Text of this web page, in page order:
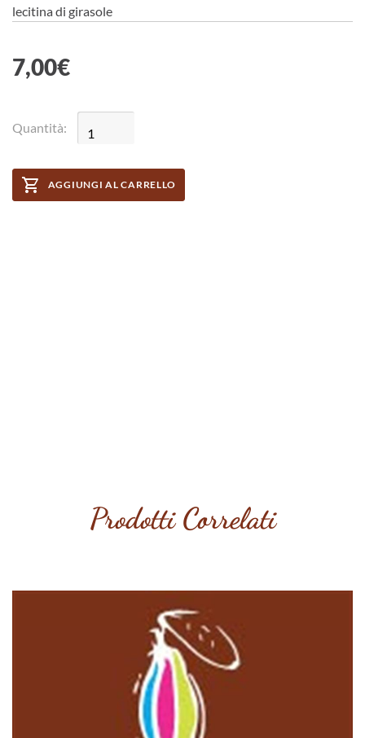
lecitina di girasole
7,00€
Quantità:
AGGIUNGI AL CARRELLO
Prodotti Correlati